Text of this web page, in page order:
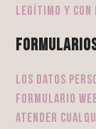
legítimo y
Los datos
formulario
atender